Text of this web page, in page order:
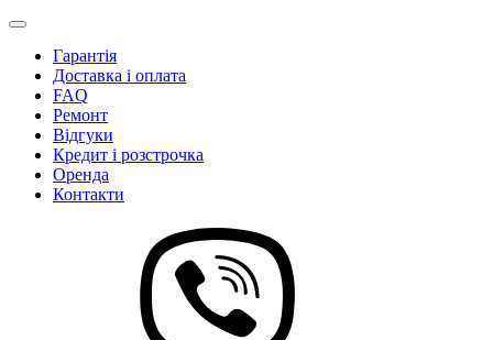
Гарантія
Доставка і оплата
FAQ
Ремонт
Відгуки
Кредит і розстрочка
Оренда
Контакти